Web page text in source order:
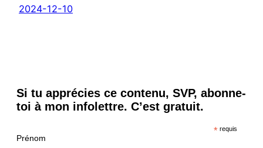
2024-12-10
Si tu apprécies ce contenu, SVP, abonne-
toi à mon infolettre. C’est gratuit.
* requis
Prénom